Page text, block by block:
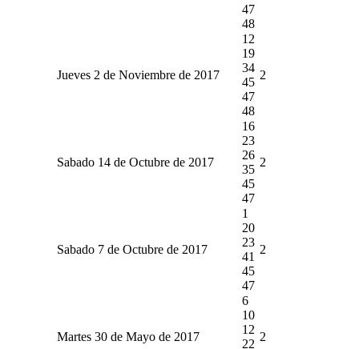
47
48
Jueves 2 de Noviembre de 2017
12
19
34
45
47
48
2
Sabado 14 de Octubre de 2017
16
23
26
35
45
47
2
Sabado 7 de Octubre de 2017
1
20
23
41
45
47
2
Martes 30 de Mayo de 2017
6
10
12
22
2